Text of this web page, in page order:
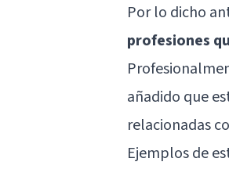
Por lo dicho
profesiones
añadido que
relacionadas
Ejemplos de